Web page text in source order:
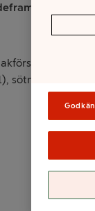
sötningsmedel